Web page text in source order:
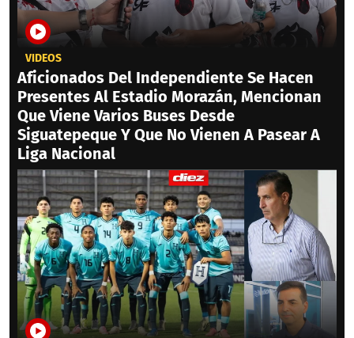
VIDEOS
Aficionados Del Independiente Se Hacen
Presentes Al Estadio Morazán, Mencionan
Que Viene Varios Buses Desde
Siguatepeque Y Que No Vienen A Pasear A
Liga Nacional